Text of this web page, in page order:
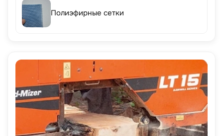
Полиэфирные сетки